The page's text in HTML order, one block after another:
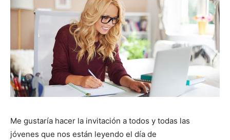
Me gustaría hacer la invitación a todos y todas las
jóvenes que nos están leyendo el día de